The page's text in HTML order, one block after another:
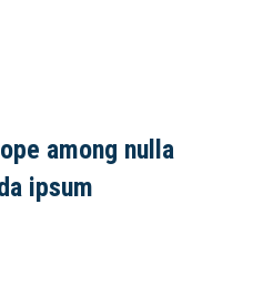
among nulla
ipsum